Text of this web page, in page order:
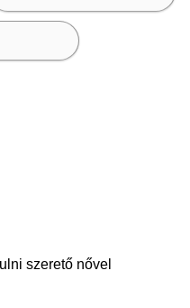
szerető nővel